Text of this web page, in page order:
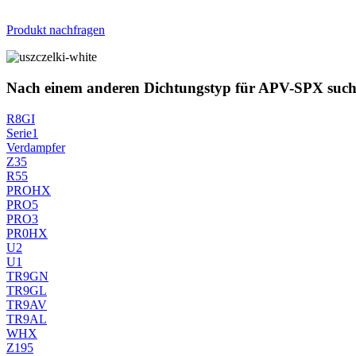
Produkt nachfragen
Nach einem anderen Dichtungstyp für APV-SPX
R8GI
Serie1
Verdampfer
Z35
R55
PROHX
PRO5
PRO3
PR0HX
U2
U1
TR9GN
TR9GL
TR9AV
TR9AL
WHX
Z195